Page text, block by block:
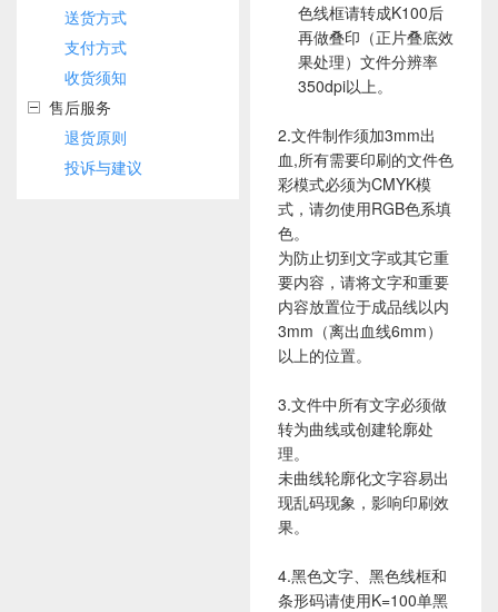
送货方式
支付方式
收货须知
售后服务
退货原则
投诉与建议
色线框请转成K100后
再做叠印（正片叠底效
果处理）文件分辨率
350dpi以上。
2.文件制作须加3mm出
血,所有需要印刷的文件色
彩模式必须为CMYK模
式，请勿使用RGB色系填
色。
为防止切到文字或其它重
要内容，请将文字和重要
内容放置位于成品线以内
3mm（离出血线6mm）
以上的位置。
3.文件中所有文字必须做
转为曲线或创建轮廓处
理。
未曲线轮廓化文字容易出
现乱码现象，影响印刷效
果。
4.黑色文字、黑色线框和
条形码请使用K=100单黑